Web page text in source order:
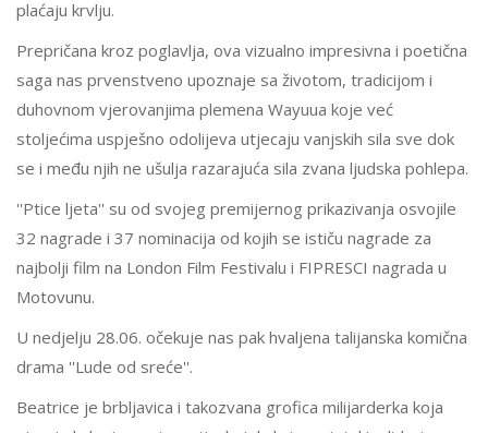
plaćaju krvlju.
Prepričana kroz poglavlja, ova vizualno impresivna i poetična
saga nas prvenstveno upoznaje sa životom, tradicijom i
duhovnom vjerovanjima plemena Wayuua koje već
stoljećima uspješno odolijeva utjecaju vanjskih sila sve dok
se i među njih ne ušulja razarajuća sila zvana ljudska pohlepa.
''Ptice ljeta'' su od svojeg premijernog prikazivanja osvojile
32 nagrade i 37 nominacija od kojih se ističu nagrade za
najbolji film na London Film Festivalu i FIPRESCI nagrada u
Motovunu.
U nedjelju 28.06. očekuje nas pak hvaljena talijanska komična
drama ''Lude od sreće''.
Beatrice je brbljavica i takozvana grofica milijarderka koja